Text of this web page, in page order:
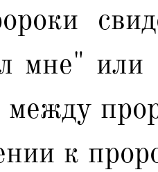
мне" или
между
к